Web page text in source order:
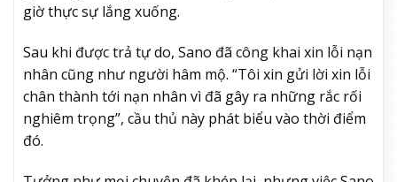
giờ thực sự lắng xuống.
Sau khi được trả tự do, Sano đã công khai xin lỗi nạn
nhân cũng như người hâm mộ. “Tôi xin gửi lời xin lỗi
chân thành tới nạn nhân vì đã gây ra những rắc rối
nghiêm trọng”, cầu thủ này phát biểu vào thời điểm
đó.